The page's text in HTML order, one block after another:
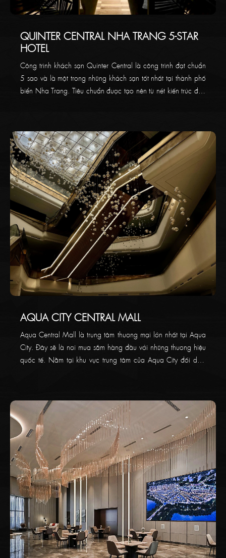
QUINTER CENTRAL NHA TRANG 5-STAR
HOTEL
Công trình khách sạn Quinter Central là công trình đạt chuẩn
5 sao và là một trong những khách sạn tốt nhất tại thành phố
biển Nha Trang. Tiêu chuẩn được tạo nên từ nét kiến trúc độc
AQUA CITY CENTRAL MALL
Aqua Central Mall là trung tâm thương mại lớn nhất tại Aqua
City. Đây sẽ là nơi mua sắm hàng đầu với những thương hiệu
quốc tế. Nằm tại khu vực trung tâm của Aqua City đối diện
tưởng giao trọng trách hoàn thiện hệ đèn trang trí trong không
gian rộng lớn của "thế giới Aqua".